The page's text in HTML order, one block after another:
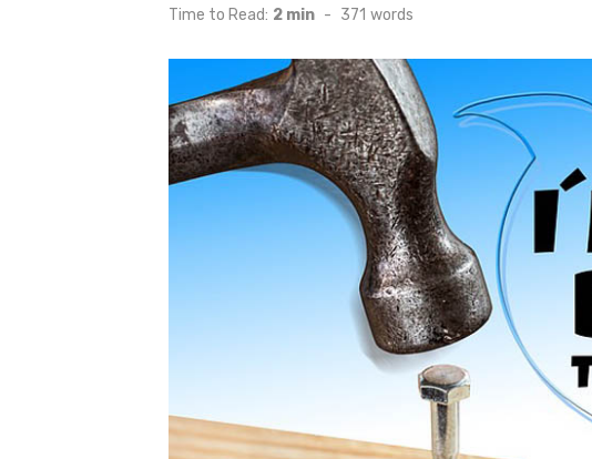
Time to Read: 2 min - 371 words